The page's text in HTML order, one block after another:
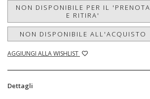
NON DISPONIBILE PER IL 'PRENOTA
E RITIRA'
NON DISPONIBILE ALL'ACQUISTO
AGGIUNGI ALLA WISHLIST
Dettagli